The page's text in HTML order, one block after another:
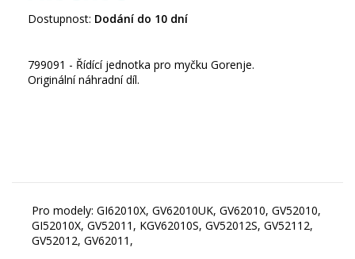
Dostupnost: Dodání do 10 dní
799091 - Řídící jednotka pro myčku Gorenje.
Originální náhradní díl.
Pro modely: GI62010X, GV62010UK, GV62010, GV52010,
GI52010X, GV52011, KGV62010S, GV52012S, GV52112,
GV52012, GV62011,